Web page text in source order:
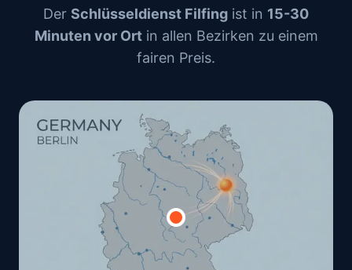
Der Schlüsseldienst Filfing ist in 15-30
Minuten vor Ortin allen Bezirken zu einem
fairen Preis.